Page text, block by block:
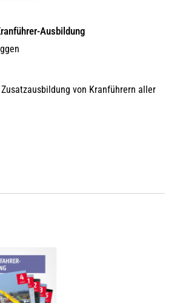
Ausbildung
von Kranführern aller